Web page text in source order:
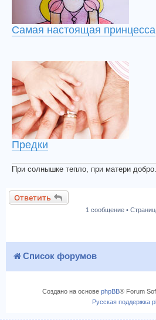
Самая настоящая принцесса
Предки
При солнышке тепло, при матери добро.
Ответить
1 сообщение •
Список форумов
Создано на основе phpBB® Forum
Русская поддержка